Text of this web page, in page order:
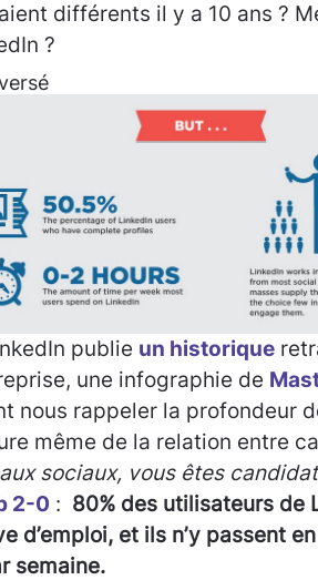
différents il y a 10 ans ?
?
publie un historique
une infographie de
nous rappeler la profondeur
même de la relation entre
sociaux, vous êtes
2-0 : 80% des utilisateurs de
d’emploi, et ils n’y passent
semaine.